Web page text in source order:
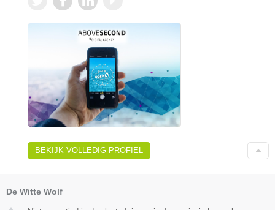
BEKIJK VOLLEDIG PROFIEL
De Witte Wolf